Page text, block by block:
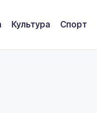
Культура Спорт